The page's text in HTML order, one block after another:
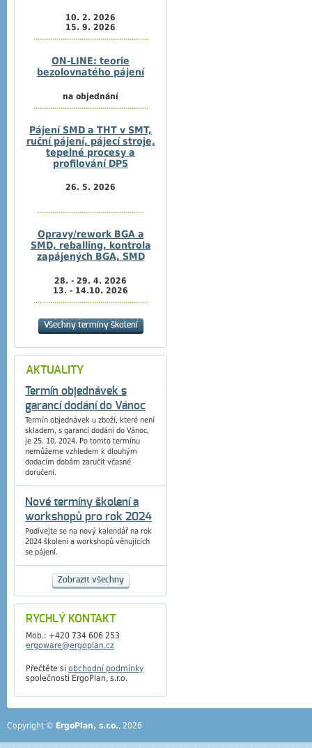
10. 2. 2026
15. 9. 2026
.......................................................
ON-LINE: teorie
bezolovnatého pájení
na objednání
.......................................................
Pájení SMD a THT v SMT,
ruční pájení, pájecí stroje,
tepelné procesy a
profilování DPS
26. 5. 2026
...................................................
Opravy/rework BGA a
SMD, reballing, kontrola
zapájených BGA, SMD
28. - 29. 4. 2026
13. - 14.10. 2026
.......................................................
Všechny termíny školení
AKTUALITY
Termín objednávek s
garancí dodání do Vánoc
Termín objednávek u zboží, které není
skladem, s garancí dodání do Vánoc,
je 25. 10. 2024. Po tomto termínu
nemůžeme vzhledem k dlouhým
dodacím dobám zaručit včasné
doručení.
Nové termíny školení a
workshopů pro rok 2024
Podívejte se na nový kalendář na rok
2024 školení a workshopů věnujících
se pájení.
Zobrazit všechny
RYCHLÝ KONTAKT
Mob.: +420 734 606 253
ergoware@ergoplan.cz
Přečtěte si obchodní podmínky
společnosti ErgoPlan, s.r.o.
Copyright © ErgoPlan, s.r.o., 2026